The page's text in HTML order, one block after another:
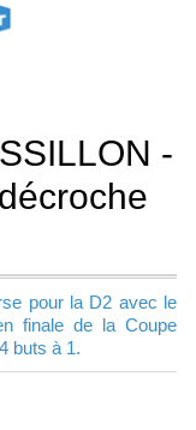
-
pour la D2 avec le
finale de la Coupe
buts à 1.